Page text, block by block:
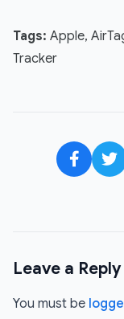
Tags: Apple,
Tracker
Leave a Reply
You must be